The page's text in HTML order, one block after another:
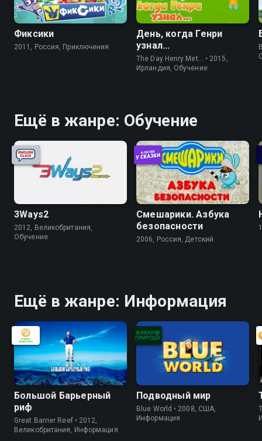
Фиксики
2011, Россия, Приключения
День, когда Генри
узнал...
The Day Henry Met… • 2015,
Ирландия, Обучение
Ещё в жанре: Обучение
3Ways2
2012, Великобритания,
Обучение
Смешарики. Азбука
безопасности
2006, Россия, Детский
Ещё в жанре: Информация
Большой Барьерный
риф
Great Barrier Reef • 2012,
Великобритания, Информация
Подводный мир
Blue World • 2008, США,
Информация